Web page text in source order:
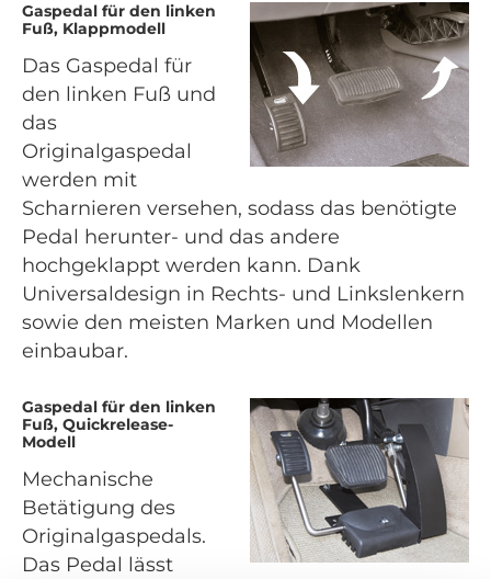
Gaspedal für den linken
Fuß, Klappmodell
Das Gaspedal für
den linken Fuß und
das
Originalgaspedal
werden mit
Scharnieren versehen, sodass das benötigte
Pedal herunter- und das andere
hochgeklappt werden kann. Dank
Universaldesign in Rechts- und Linkslenkern
sowie den meisten Marken und Modellen
einbaubar.
Gaspedal für den linken
Fuß, Quickrelease-
Modell
Mechanische
Betätigung des
Originalgaspedals.
Das Pedal lässt